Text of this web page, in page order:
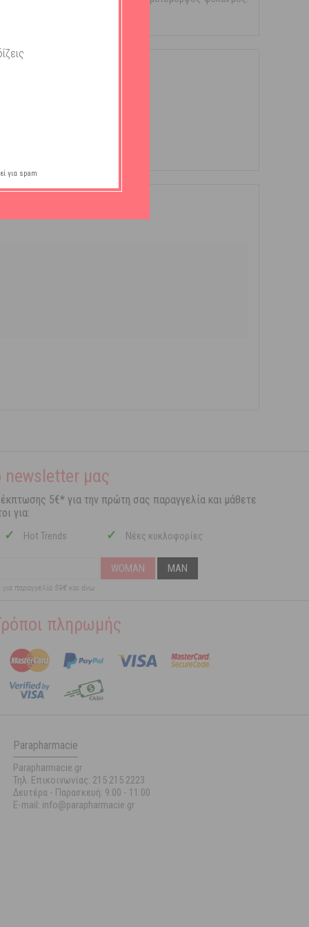
newsletter μας
5€* για την πρώτη σας παραγγελία και μάθετε
για:
✓ Hot Trends ✓ Νέες κυκλοφορίες
WOMAN MAN
για παραγγελία 59€ και άνω
πληρωμής
Parapharmacie
Parapharmacie.gr
Τηλ. Επικοινωνίας: 215 215 2223
Δευτέρα - Παρασκευή: 9:00 - 11:00
E-mail: info@parapharmacie.gr
για spam